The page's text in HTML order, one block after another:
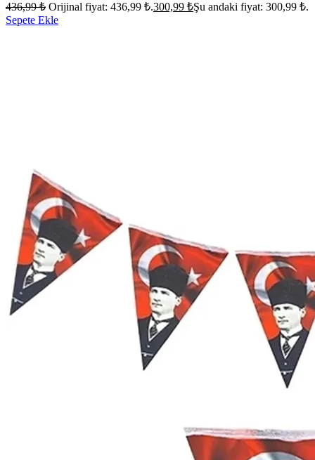
436,99₺ Orijinal fiyat: 436,99 ₺.300,99 ₺Şu andaki fiyat: 300,99 ₺.
Sepete Ekle